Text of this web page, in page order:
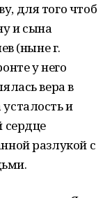
для того чтоб
и сына
(ныне г.
у него
вера в
и
сердце
разлукой с